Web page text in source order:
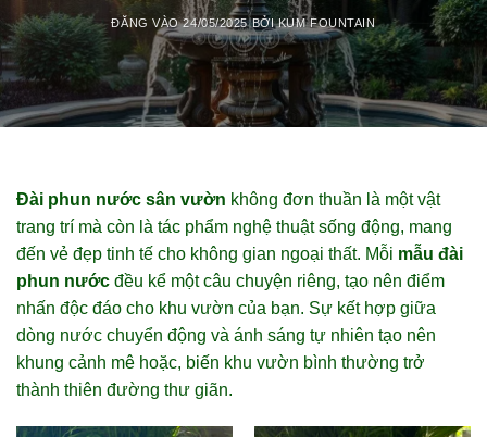
ĐĂNG VÀO24/05/2025 BỞIKUM FOUNTAIN
Đài phun nước sân vườn không đơn thuần là một vật
trang trí mà còn là tác phẩm nghệ thuật sống động, mang
đến vẻ đẹp tinh tế cho không gian ngoại thất. Mỗi mẫu đài
phun nước đều kể một câu chuyện riêng, tạo nên điểm
nhấn độc đáo cho khu vườn của bạn. Sự kết hợp giữa
dòng nước chuyển động và ánh sáng tự nhiên tạo nên
khung cảnh mê hoặc, biến khu vườn bình thường trở
thành thiên đường thư giãn.